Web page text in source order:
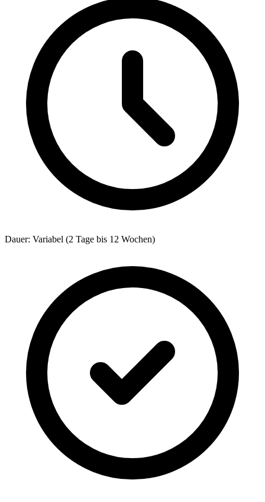
Dauer: Variabel (2 Tage bis 12 Wochen)